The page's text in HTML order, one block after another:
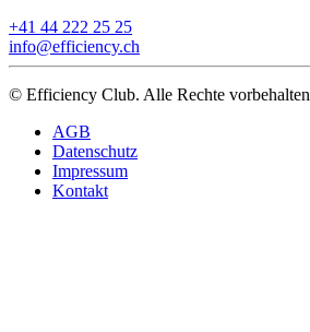
+41 44 222 25 25
info@efficiency.ch
© Efficiency Club. Alle Rechte vorbehalten
AGB
Datenschutz
Impressum
Kontakt